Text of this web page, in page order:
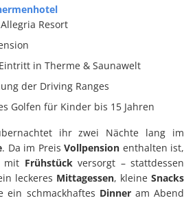
Resort
in Therme & Saunawelt
der Driving Ranges
Golfen für Kinder bis 15 Jahren
ihr zwei Nächte lang im
. Da im PreisVollpension enthalten ist,
mit Frühstückversorgt – stattdessen
leckeres Mittagessen, kleine Snacks
ein schmackhaftes Dinneram Abend